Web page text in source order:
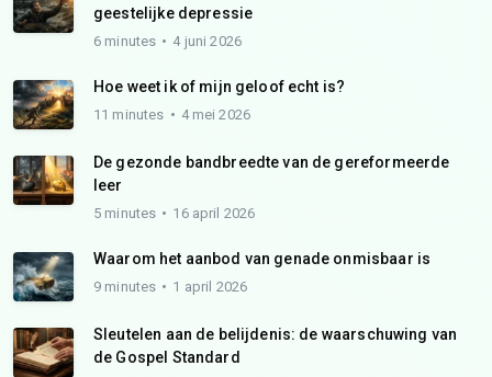
geestelijke depressie
6 minutes 4 juni 2026
Hoe weet ik of mijn geloof echt is?
11 minutes 4 mei 2026
De gezonde bandbreedte van de gereformeerde
leer
5 minutes 16 april 2026
Waarom het aanbod van genade onmisbaar is
9 minutes 1 april 2026
Sleutelen aan de belijdenis: de waarschuwing van
de Gospel Standard